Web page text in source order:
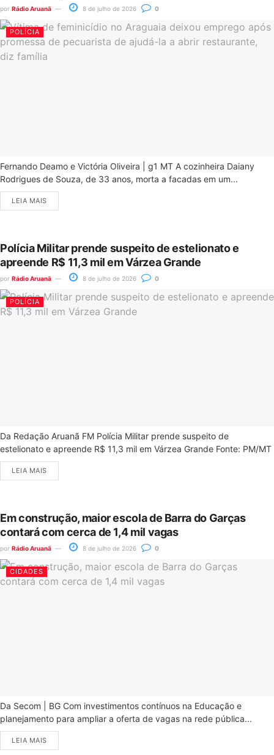
por Rádio Aruanã 8 de julho de 2026 0
POLÍCIA
Fernando Deamo e Victória Oliveira | g1 MT A cozinheira Daiany
Rodrigues de Souza, de 33 anos, morta a facadas em um...
LEIA MAIS
Polícia Militar prende suspeito de estelionato e
apreende R$ 11,3 mil em Várzea Grande
por Rádio Aruanã 8 de julho de 2026 0
POLÍCIA
Da Redação Aruanã FM Polícia Militar prende suspeito de
estelionato e apreende R$ 11,3 mil em Várzea Grande Fonte: PM/MT
LEIA MAIS
Em construção, maior escola de Barra do Garças
contará com cerca de 1,4 mil vagas
por Rádio Aruanã 8 de julho de 2026 0
CIDADES
Da Secom | BG Com investimentos contínuos na Educação e
planejamento para ampliar a oferta de vagas na rede pública...
LEIA MAIS